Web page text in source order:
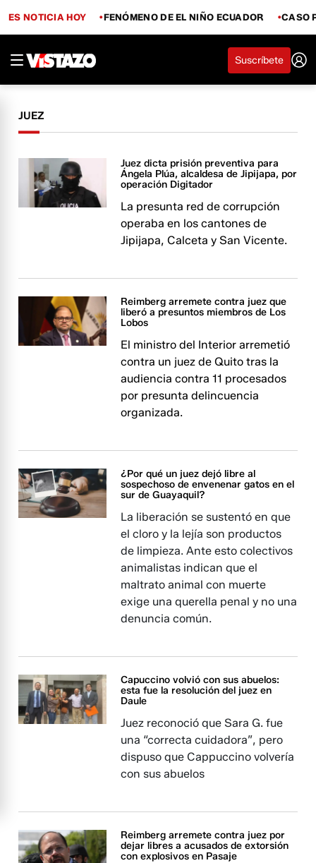
ES NOTICIA HOY FENÓMENO DE EL NIÑO ECUADOR CASO
Suscríbete
JUEZ
Juez dicta prisión preventiva para
Ángela Plúa, alcaldesa de Jipijapa, por
operación Digitador
La presunta red de corrupción
operaba en los cantones de
Jipijapa, Calceta y San Vicente.
Reimberg arremete contra juez que
liberó a presuntos miembros de Los
Lobos
El ministro del Interior arremetió
contra un juez de Quito tras la
audiencia contra 11 procesados
por presunta delincuencia
organizada.
¿Por qué un juez dejó libre al
sospechoso de envenenar gatos en el
sur de Guayaquil?
La liberación se sustentó en que
el cloro y la lejía son productos
de limpieza. Ante esto colectivos
animalistas indican que el
maltrato animal con muerte
exige una querella penal y no una
denuncia común.
Capuccino volvió con sus abuelos:
esta fue la resolución del juez en
Daule
Juez reconoció que Sara G. fue
una “correcta cuidadora”, pero
dispuso que Cappuccino volvería
con sus abuelos
Reimberg arremete contra juez por
dejar libres a acusados de extorsión
con explosivos en Pasaje